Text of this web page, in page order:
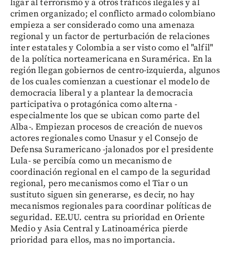
ligar al terrorismo y a otros tráficos ilegales y al
crimen organizado; el conflicto armado colombiano
empieza a ser considerado como una amenaza
regional y un factor de perturbación de relaciones
inter estatales y Colombia a ser visto como el "alfil"
de la política norteamericana en Suramérica. En la
región llegan gobiernos de centro-izquierda, algunos
de los cuales comienzan a cuestionar el modelo de
democracia liberal y a plantear la democracia
participativa o protagónica como alterna -
especialmente los que se ubican como parte del
Alba-. Empiezan procesos de creación de nuevos
actores regionales como Unasur y el Consejo de
Defensa Suramericano -jalonados por el presidente
Lula- se percibía como un mecanismo de
coordinación regional en el campo de la seguridad
regional, pero mecanismos como el Tiar o un
sustituto siguen sin generarse, es decir, no hay
mecanismos regionales para coordinar políticas de
seguridad. EE.UU. centra su prioridad en Oriente
Medio y Asia Central y Latinoamérica pierde
prioridad para ellos, mas no importancia.